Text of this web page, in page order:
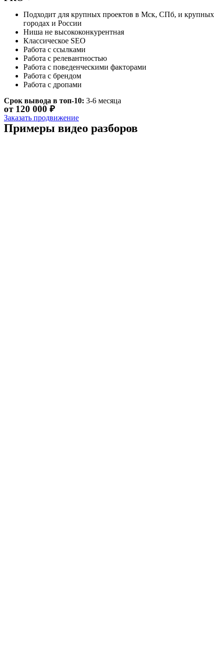
Подходит для крупных проектов в Мск, СПб, и крупных
городах и России
Ниша не высококонкурентная
Классическое SEO
Работа с ссылками
Работа с релевантностью
Работа с поведенческими факторами
Работа с брендом
Работа с дропами
Срок вывода в топ-10: 3-6 месяца
от 120 000 ₽
Заказать продвижение
Примеры видео разборов